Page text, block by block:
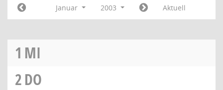
Januar 2003 Aktuell
1 MI
2DO